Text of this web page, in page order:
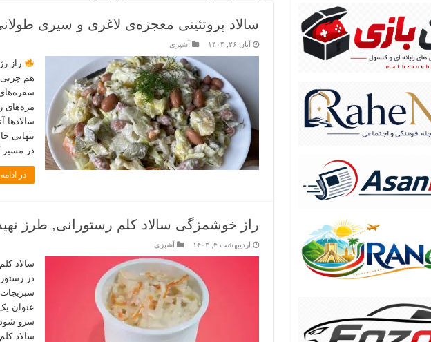
سالاد پروتئینی معجزه‌ی لاغری و سیری
آبان ۲۶, ۱۴۰۴ آشپزی
راز
هم
سفره‌های
مزه‌های
سالادها
تنهایی
در مسیر
در
راز خوشمزگی سالاد کلم رستورانی, طرز
اردیبهشت ۴, ۱۴۰۳ آشپزی
سالاد
در
عنوان
سرو
سالاد